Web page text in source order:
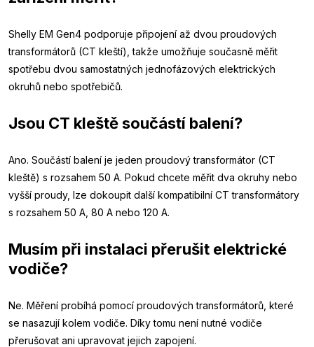
Shelly EM Gen4 podporuje připojení až dvou proudových
transformátorů (CT kleští), takže umožňuje současně měřit
spotřebu dvou samostatných jednofázových elektrických
okruhů nebo spotřebičů.
Jsou CT kleště součástí balení?
Ano. Součástí balení je jeden proudový transformátor (CT
kleště) s rozsahem 50 A. Pokud chcete měřit dva okruhy nebo
vyšší proudy, lze dokoupit další kompatibilní CT transformátory
s rozsahem 50 A, 80 A nebo 120 A.
Musím při instalaci přerušit elektrické
vodiče?
Ne. Měření probíhá pomocí proudových transformátorů, které
se nasazují kolem vodiče. Díky tomu není nutné vodiče
přerušovat ani upravovat jejich zapojení.